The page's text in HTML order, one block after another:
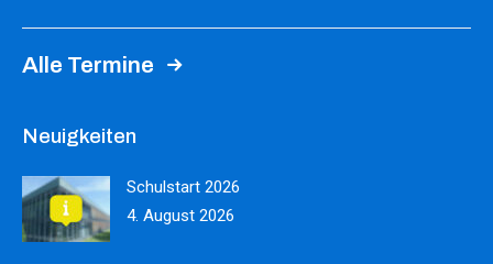
Alle Termine
Neuigkeiten
Schulstart 2026
4. August 2026